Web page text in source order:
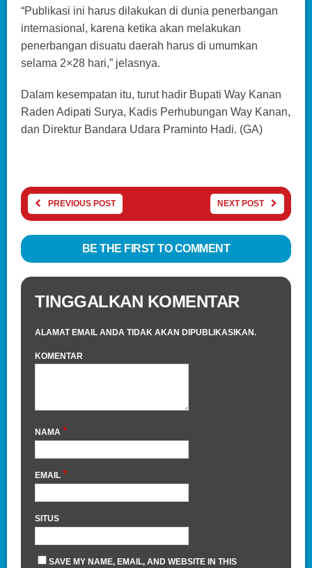
“Publikasi ini harus dilakukan di dunia penerbangan
internasional, karena ketika akan melakukan
penerbangan disuatu daerah harus di umumkan
selama 2×28 hari,” jelasnya.
Dalam kesempatan itu, turut hadir Bupati Way Kanan
Raden Adipati Surya, Kadis Perhubungan Way Kanan,
dan Direktur Bandara Udara Praminto Hadi. (GA)
PREVIOUS POST NEXT POST
BE THE FIRST TO COMMENT
TINGGALKAN KOMENTAR
ALAMAT EMAIL ANDA TIDAK AKAN DIPUBLIKASIKAN.
KOMENTAR
NAMA *
EMAIL *
SITUS
SAVE MY NAME, EMAIL, AND WEBSITE IN THIS